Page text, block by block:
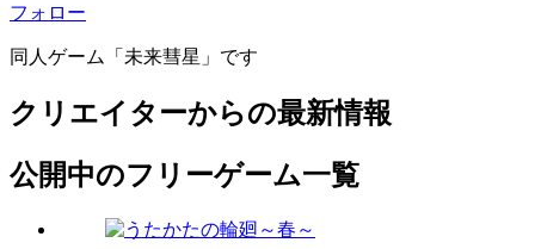
フォロー
同人ゲーム「未来彗星」です
クリエイターからの最新情報
公開中のフリーゲーム一覧